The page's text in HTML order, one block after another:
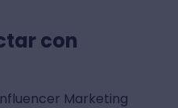
con
Marketing